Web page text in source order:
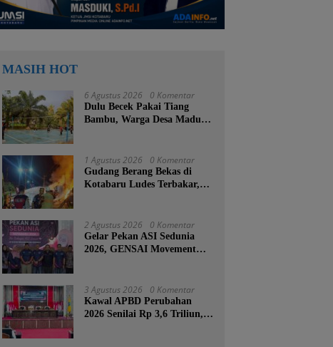
MASIH HOT
6 Agustus 2026 0 Komentar
Dulu Becek Pakai Tiang
Bambu, Warga Desa Madu
Berkat Program Bupati
Tanah Bumbu
1 Agustus 2026 0 Komentar
Gudang Berang Bekas di
Kotabaru Ludes Terbakar,
2 Agustus 2026 0 Komentar
Gelar Pekan ASI Sedunia
2026, GENSAI Movement
3 Agustus 2026 0 Komentar
Kawal APBD Perubahan
2026 Senilai Rp 3,6 Triliun,